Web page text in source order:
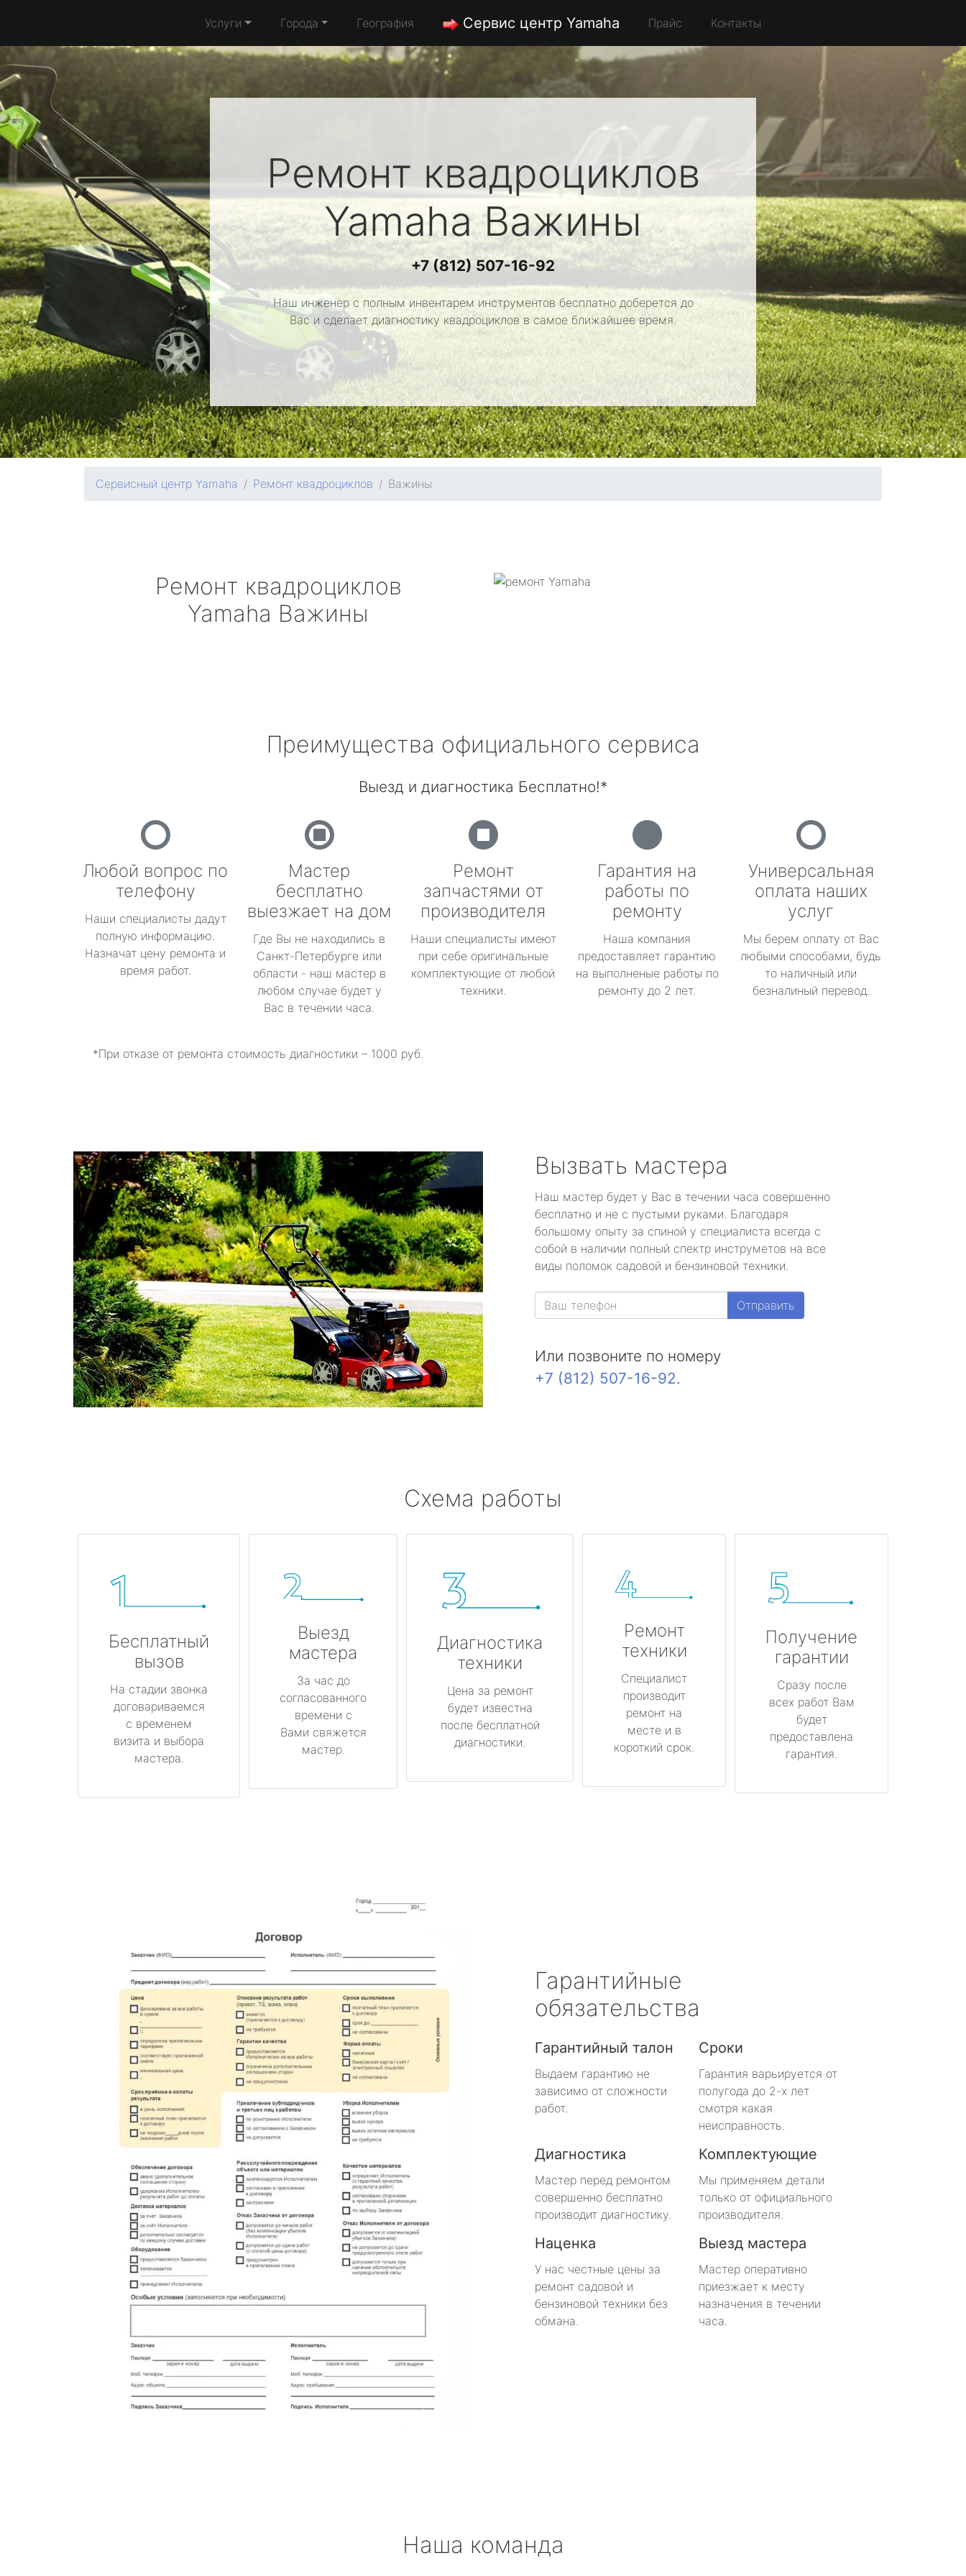
Услуги Города География Сервис центр Yamaha Прайс Контакты
Ремонт квадроциклов
YamahaВажины
+7 (812) 507-16-92
Наш инженер с полным инвентарем инструментов бесплатно доберется до
Вас и сделает диагностику квадроциклов в самое ближайшее время.
Сервисный центр Yamaha Ремонт квадроциклов Важины
Ремонт квадроциклов
Yamaha Важины
Преимущества официального сервиса
Выезд и диагностика Бесплатно!*
Любой вопрос по
телефону
Наши специалисты дадут
полную информацию.
Назначат цену ремонта и
время работ.
Мастер
бесплатно
выезжает на дом
Где Вы не находились в
Санкт-Петербурге или
области - наш мастер в
любом случае будет у
Вас в течении часа.
Ремонт
запчастями от
производителя
Наши специалисты имеют
при себе оригинальные
комплектующие от любой
техники.
Гарантия на
работы по
ремонту
Наша компания
предоставляет гарантию
на выполненые работы по
ремонту до 2 лет.
Универсальная
оплата наших
услуг
Мы берем оплату от Вас
любыми способами, будь
то наличный или
безналиный перевод.
*При отказе от ремонта стоимость диагностики – 1000 руб.
Вызвать мастера
Наш мастер будет у Вас в течении часа совершенно
бесплатно и не с пустыми руками. Благодаря
большому опыту за спиной у специалиста всегда с
собой в наличии полный спектр инструметов на все
виды поломок садовой и бензиновой техники.
Отправить
Или позвоните по номеру
+7 (812) 507-16-92.
Схема работы
Бесплатный
вызов
На стадии звонка
договариваемся
с временем
визита и выбора
мастера.
Выезд
мастера
За час до
согласованного
времени с
Вами свяжется
мастер.
Диагностика
техники
Цена за ремонт
будет известна
после бесплатной
диагностики.
Ремонт
техники
Специалист
производит
ремонт на
месте и в
короткий срок.
Получение
гарантии
Сразу после
всех работ Вам
будет
предоставлена
гарантия.
Гарантийные
обязательства
Гарантийный талон
Выдаем гарантию не
зависимо от сложности
работ.
Сроки
Гарантия варьируется от
полугода до 2-х лет
смотря какая
неисправность.
Диагностика
Мастер перед ремонтом
совершенно бесплатно
производит диагностику.
Комплектующие
Мы применяем детали
только от официального
производителя.
Наценка
У нас честные цены за
ремонт садовой и
бензиновой техники без
обмана.
Выезд мастера
Мастер оперативно
приезжает к месту
назначения в течении
часа.
Наша команда